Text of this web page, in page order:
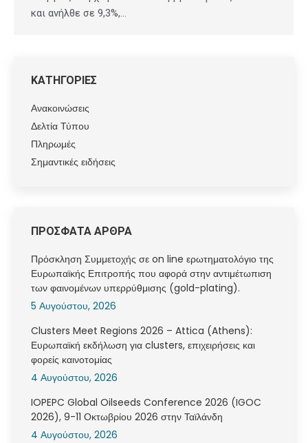
και ανήλθε σε 9,3%,…
ΚΑΤΗΓΟΡΙΕΣ
Ανακοινώσεις
Δελτία Τύπου
Πληρωμές
Σημαντικές ειδήσεις
ΠΡΟΣΦΑΤΑ ΑΡΘΡΑ
Πρόσκληση Συμμετοχής σε on line ερωτηματολόγιο της
Ευρωπαϊκής Επιτροπής που αφορά στην αντιμέτωπιση
των φαινομένων υπερρύθμισης (gold-plating).
5 Αυγούστου, 2026
Clusters Meet Regions 2026 – Attica (Athens):
Ευρωπαϊκή εκδήλωση για clusters, επιχειρήσεις και
φορείς καινοτομίας
4 Αυγούστου, 2026
IOPEPC Global Oilseeds Conference 2026 (IGOC
2026), 9-11 Οκτωβρίου 2026 στην Ταϊλάνδη
4 Αυγούστου, 2026